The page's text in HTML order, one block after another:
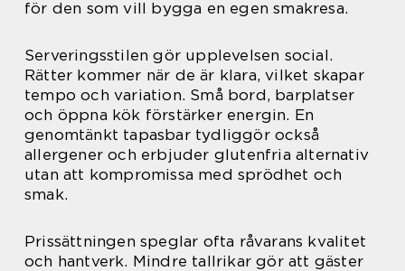
för den som vill bygga en egen smakresa.
Serveringsstilen gör upplevelsen social.
Rätter kommer när de är klara, vilket skapar
tempo och variation. Små bord, barplatser
och öppna kök förstärker energin. En
genomtänkt tapasbar tydliggör också
allergener och erbjuder glutenfria alternativ
utan att kompromissa med sprödhet och
smak.
Prissättningen speglar ofta råvarans kvalitet
och hantverk. Mindre tallrikar gör att gäster